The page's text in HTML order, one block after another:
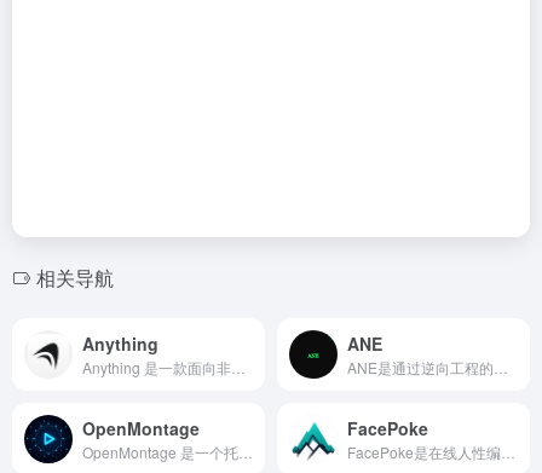
相关导航
Anything ANE
OpenMontage FacePoke